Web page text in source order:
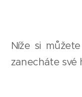
Níže si
zanecháte své